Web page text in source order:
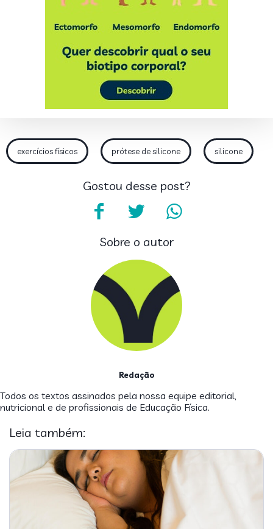
exercícios físicos prótese de silicone silicone
Gostou desse post?
Sobre o autor
Redação
Todos os textos assinados pela nossa equipe editorial,
nutricional e de profissionais de Educação Física.
Leia também: